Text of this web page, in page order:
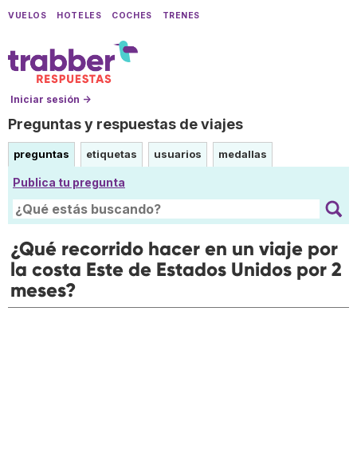
VUELOS HOTELES COCHES TRENES
Iniciar sesión →
Preguntas y respuestas de viajes
preguntas etiquetas usuarios medallas
Publica tu pregunta
¿Qué recorrido hacer en un viaje por
la costa Este de Estados Unidos por 2
meses?